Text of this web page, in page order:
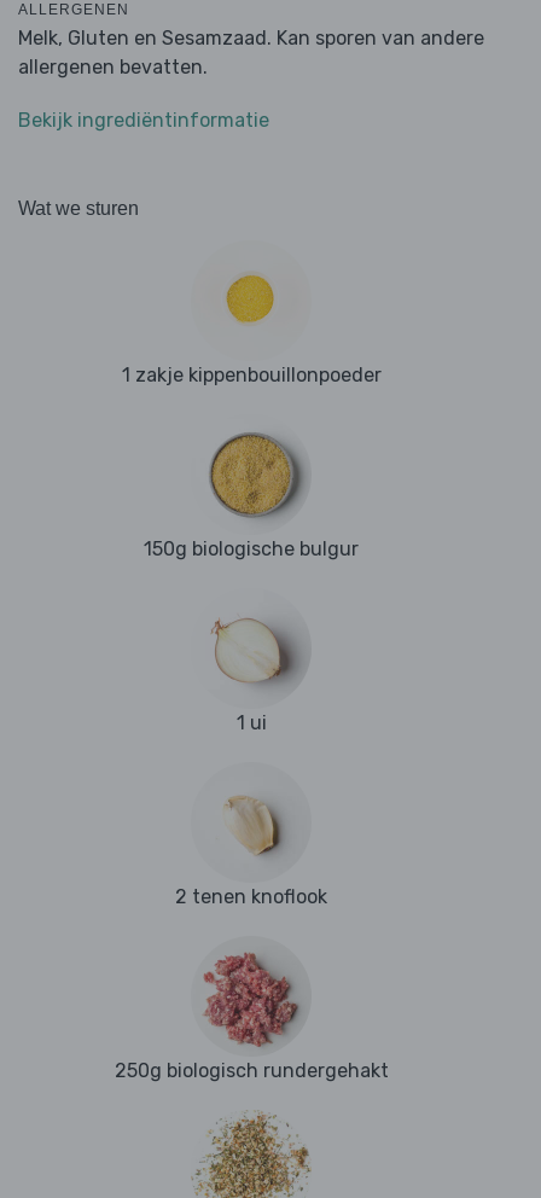
ALLERGENEN
Melk, Gluten en Sesamzaad. Kan sporen van andere
allergenen bevatten.
Bekijk ingrediëntinformatie
Wat we sturen
1 zakje kippenbouillonpoeder
150g biologische bulgur
1 ui
2 tenen knoflook
250g biologisch rundergehakt